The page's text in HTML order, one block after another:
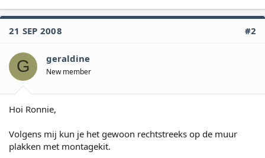
21 SEP 2008 #2
G geraldine
New member
Hoi Ronnie,
Volgens mij kun je het gewoon rechtstreeks op de muur
plakken met montagekit.